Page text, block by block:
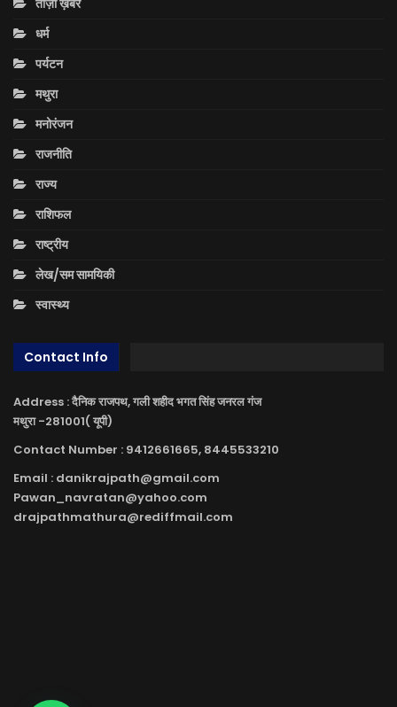
ताज़ा ख़बरें
धर्म
पर्यटन
मथुरा
मनोरंजन
राजनीति
राज्य
राशिफल
राष्ट्रीय
लेख/सम सामयिकी
स्वास्थ्य
Contact Info
Address : दैनिक राजपथ, गली शहीद भगत सिंह जनरल गंज
मथुरा -281001( यूपी)
Contact Number : 9412661665, 8445533210
Email : danikrajpath@gmail.com
Pawan_navratan@yahoo.com
drajpathmathura@rediffmail.com